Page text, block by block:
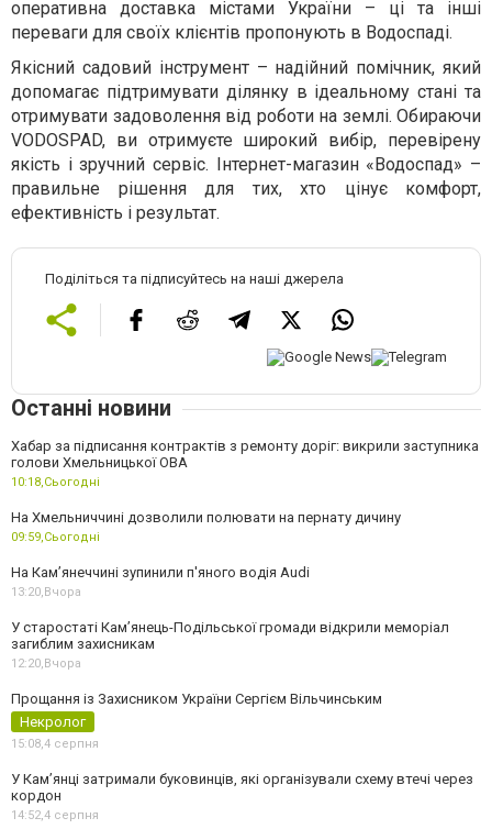
оперативна доставка містами України – ці та інші
переваги для своїх клієнтів пропонують в Водоспаді.
Якісний садовий інструмент – надійний помічник, який
допомагає підтримувати ділянку в ідеальному стані та
отримувати задоволення від роботи на землі. Обираючи
VODOSPAD, ви отримуєте широкий вибір, перевірену
якість і зручний сервіс. Інтернет-магазин «Водоспад» –
правильне рішення для тих, хто цінує комфорт,
ефективність і результат.
Поділіться та підписуйтесь на наші джерела
Останні новини
Хабар за підписання контрактів з ремонту доріг: викрили заступника
голови Хмельницької ОВА
10:18,Сьогодні
На Хмельниччині дозволили полювати на пернату дичину
09:59,Сьогодні
На Камʼянеччині зупинили п'яного водія Audi
13:20,Вчора
У старостаті Кам’янець-Подільської громади відкрили меморіал
загиблим захисникам
12:20,Вчора
Прощання із Захисником України Сергієм Вільчинським
Некролог
15:08,4 серпня
У Кам’янці затримали буковинців, які організували схему втечі через
кордон
14:52,4 серпня